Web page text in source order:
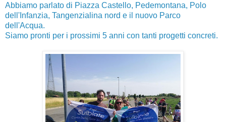
Abbiamo parlato di Piazza Castello, Pedemontana, Polo
dell'Infanzia, Tangenzialina nord e il nuovo Parco
dell'Acqua.
Siamo pronti per i prossimi 5 anni con tanti progetti concreti.